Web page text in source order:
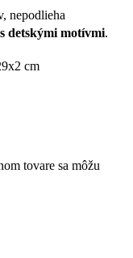
nepodlieha
detskými motívmi.
cm
tovare sa môžu